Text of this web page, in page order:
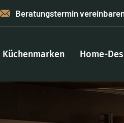
Beratungstermin
Küchenmarken Home-